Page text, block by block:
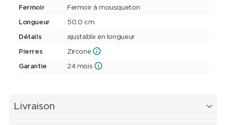
Fermoir Fermoir à mousqueton
Longueur 50.0 cm
Détails ajustable en longueur
Pierres Zircone
Garantie 24 mois
Livraison